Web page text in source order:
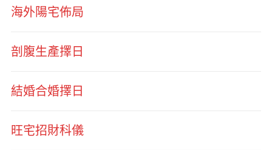
海外陽宅佈局
剖腹生產擇日
結婚合婚擇日
旺宅招財科儀